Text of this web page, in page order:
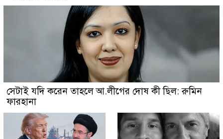
সেটাই যদি করেন তাহলে আ.লীগের দোষ কী ছিল: রুমিন
ফারহানা